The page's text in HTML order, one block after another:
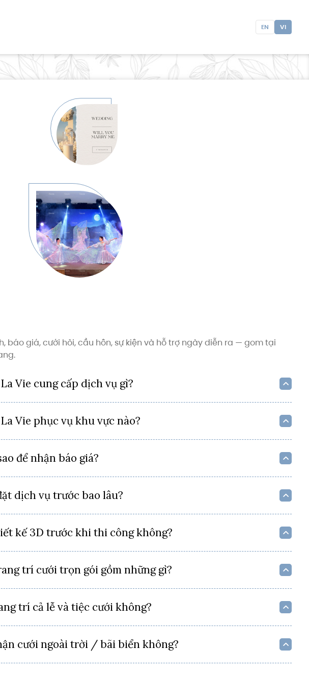
EN VI
báo giá, cưới hỏi, cầu hôn, sự kiện và hỗ trợ ngày diễn ra — gom tại
Vie cung cấp dịch vụ gì?
Vie phục vụ khu vực nào?
để nhận báo giá?
dịch vụ trước bao lâu?
kế 3D trước khi thi công không?
trí cưới trọn gói gồm những gì?
trí cả lễ và tiệc cưới không?
cưới ngoài trời / bãi biển không?